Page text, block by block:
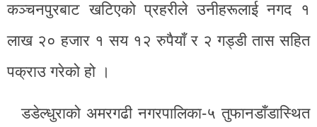
कञ्चनपुरबाट खटिएको प्रहरीले उनीहरूलाई नगद १
लाख २० हजार १ सय १२ रुपैयाँ र २ गड्डी तास सहित
पक्राउ गरेको हो ।
डडेल्धुराको अमरगढी नगरपालिका-५ तुफानडाँडास्थित